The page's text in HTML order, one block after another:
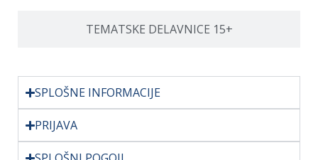
TEMATSKE DELAVNICE 15+
SPLOŠNE INFORMACIJE
PRIJAVA